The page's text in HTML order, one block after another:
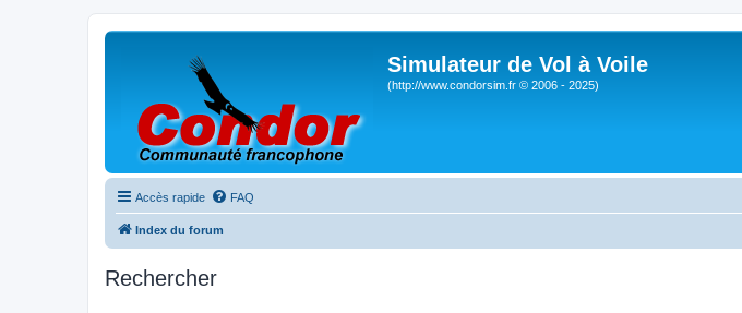
Simulateur de Vol à Voile
(http://www.condorsim.fr © 2006 - 2025)
Accès rapide FAQ
Index du forum
Rechercher